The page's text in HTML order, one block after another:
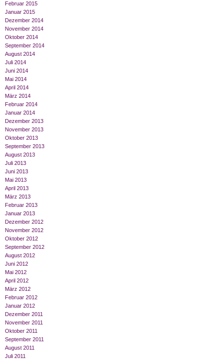
Februar 2015
Januar 2015
Dezember 2014
November 2014
Oktober 2014
September 2014
August 2014
Juli 2014
Juni 2014
Mai 2014
April 2014
März 2014
Februar 2014
Januar 2014
Dezember 2013
November 2013
Oktober 2013
September 2013
August 2013
Juli 2013
Juni 2013
Mai 2013
April 2013
März 2013
Februar 2013
Januar 2013
Dezember 2012
November 2012
Oktober 2012
September 2012
August 2012
Juni 2012
Mai 2012
April 2012
März 2012
Februar 2012
Januar 2012
Dezember 2011
November 2011
Oktober 2011
September 2011
August 2011
Juli 2011